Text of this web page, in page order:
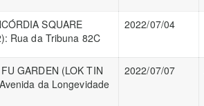
SQUARE
Rua da Tribuna 82C
2022/07/04
GARDEN (LOK TIN
da Longevidade
2022/07/07